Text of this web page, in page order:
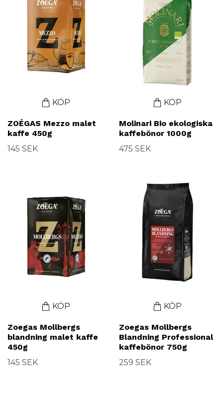
KÖP
ZOÉGAS Mezzo malet
kaffe 450g
145 SEK
KÖP
Molinari Bio ekologiska
kaffebönor 1000g
475 SEK
KÖP
Zoegas Mollbergs
blandning malet kaffe
450g
145 SEK
KÖP
Zoegas Mollbergs
Blandning Professional
kaffebönor 750g
259 SEK